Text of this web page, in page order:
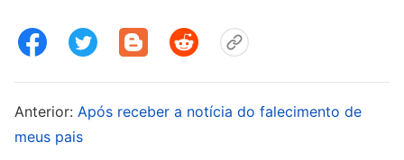
disso. Agora, meu pai não podia mais cuidar de si
realmente morresse um dia, como minha mãe
cuidaria do funeral dele sozinha? Nossos
Anterior: Após receber a notícia do falecimento de
meus pais